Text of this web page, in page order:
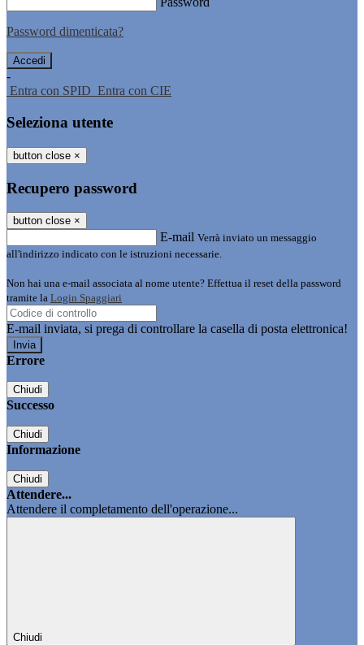
Password dimenticata?
-
Entra con SPID Entra con CIE
Seleziona utente
button close ×
Recupero password
button close ×
E-mail Verrà inviato un messaggio
all'indirizzo indicato con le istruzioni necessarie.
Non hai una e-mail associata al nome utente? Effettua il reset della password
tramite la Login Spaggiari
E-mail inviata, si prega di controllare la casella di posta elettronica!
Errore
Chiudi
Successo
Chiudi
Informazione
Chiudi
Attendere...
Attendere il completamento dell'operazione...
Chiudi